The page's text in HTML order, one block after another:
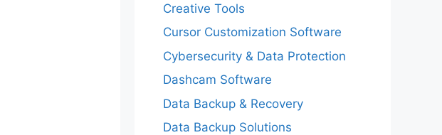
Creative Tools
Cursor Customization Software
Cybersecurity & Data Protection
Dashcam Software
Data Backup & Recovery
Data Backup Solutions